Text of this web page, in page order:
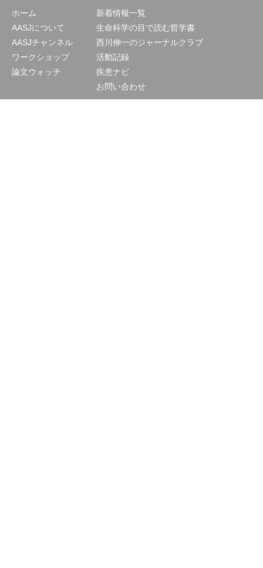
ホーム
AASJについて
AASJチャンネル
ワークショップ
論文ウォッチ
新着情報一覧
生命科学の目で読む哲学書
西川伸一のジャーナルクラブ
活動記録
疾患ナビ
お問い合わせ